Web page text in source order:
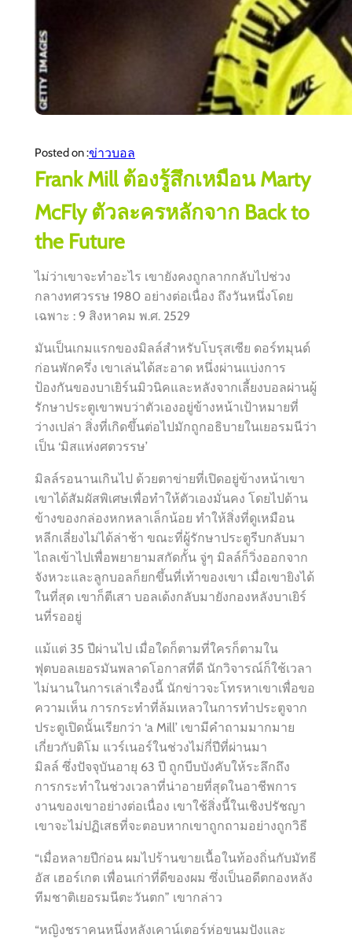
Posted on :ข่าวบอล
Frank Mill ต้องรู้สึกเหมือน Marty
McFly ตัวละครหลักจาก Back to
the Future
ไม่ว่าเขาจะทำอะไร เขายังคงถูกลากกลับไปช่วง
กลางทศวรรษ 1980 อย่างต่อเนื่อง ถึงวันหนึ่งโดย
เฉพาะ : 9 สิงหาคม พ.ศ. 2529
มันเป็นเกมแรกของมิลล์สำหรับโบรุสเซีย ดอร์ทมุนด์
ก่อนพักครึ่ง เขาเล่นได้สะอาด หนึ่งผ่านแบ่งการ
ป้องกันของบาเยิร์นมิวนิคและหลังจากเลี้ยงบอลผ่านผู้
รักษาประตูเขาพบว่าตัวเองอยู่ข้างหน้าเป้าหมายที่
ว่างเปล่า สิ่งที่เกิดขึ้นต่อไปมักถูกอธิบายในเยอรมนีว่า
เป็น ‘มิสแห่งศตวรรษ’
มิลล์รอนานเกินไป ด้วยตาข่ายที่เปิดอยู่ข้างหน้าเขา
เขาได้สัมผัสพิเศษเพื่อทำให้ตัวเองมั่นคง โดยไปด้าน
ข้างของกล่องหกหลาเล็กน้อย ทำให้สิ่งที่ดูเหมือน
หลีกเลี่ยงไม่ได้ล่าช้า ขณะที่ผู้รักษาประตูรีบกลับมา
ไถลเข้าไปเพื่อพยายามสกัดกั้น จู่ๆ มิลล์ก็วิ่งออกจาก
จังหวะและลูกบอลก็ยกขึ้นที่เท้าของเขา เมื่อเขายิงได้
ในที่สุด เขาก็ตีเสา บอลเด้งกลับมายังกองหลังบาเยิร์
นที่รออยู่
แม้แต่ 35 ปีผ่านไป เมื่อใดก็ตามที่ใครก็ตามใน
ฟุตบอลเยอรมันพลาดโอกาสที่ดี นักวิจารณ์ก็ใช้เวลา
ไม่นานในการเล่าเรื่องนี้ นักข่าวจะโทรหาเขาเพื่อขอ
ความเห็น การกระทำที่ล้มเหลวในการทำประตูจาก
ประตูเปิดนั้นเรียกว่า ‘a Mill’ เขามีคำถามมากมาย
เกี่ยวกับติโม แวร์เนอร์ในช่วงไม่กี่ปีที่ผ่านมา
มิลล์ ซึ่งปัจจุบันอายุ 63 ปี ถูกบีบบังคับให้ระลึกถึง
การกระทำในช่วงเวลาที่น่าอายที่สุดในอาชีพการ
งานของเขาอย่างต่อเนื่อง เขาใช้สิ่งนี้ในเชิงปรัชญา
เขาจะไม่ปฏิเสธที่จะตอบหากเขาถูกถามอย่างถูกวิธี
“เมื่อหลายปีก่อน ผมไปร้านขายเนื้อในท้องถิ่นกับมัทธี
อัส เฮอร์เกต เพื่อนเก่าที่ดีของผม ซึ่งเป็นอดีตกองหลัง
ทีมชาติเยอรมนีตะวันตก” เขากล่าว
“หญิงชราคนหนึ่งหลังเคาน์เตอร์ห่อขนมปังและ